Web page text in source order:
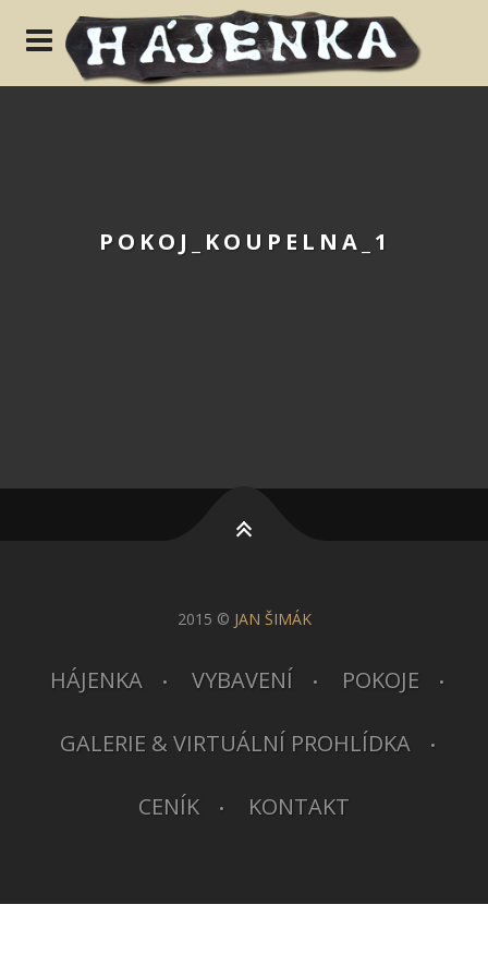
POKOJ_KOUPELNA_1
2015 © JAN ŠIMÁK
HÁJENKA VYBAVENÍ POKOJE
GALERIE & VIRTUÁLNÍ PROHLÍDKA
CENÍK KONTAKT